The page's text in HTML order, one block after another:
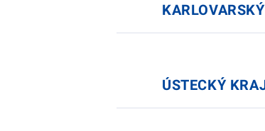
ÚSTECKÝ